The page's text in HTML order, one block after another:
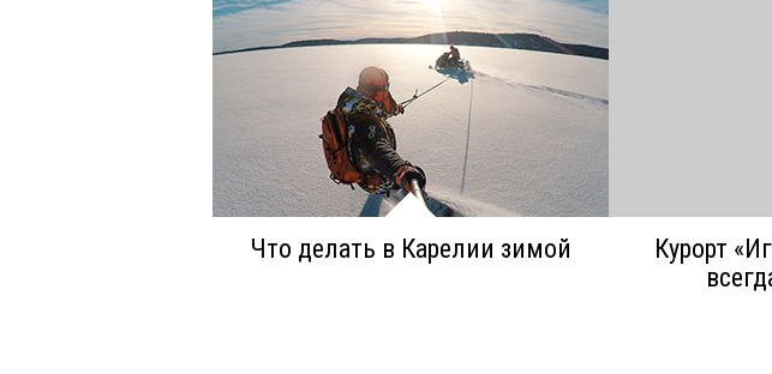
Что делать в Карелии зимой
Курорт